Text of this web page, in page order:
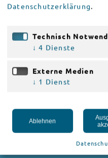
Datenschutzerklärung.
Technisch
↓ 4 Dienste
Externe Medien
↓ 1 Dienst
Ablehnen